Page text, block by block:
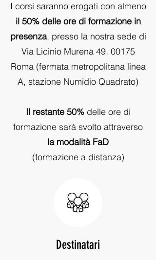
I corsi saranno erogati con almeno
il 50% delle ore di formazione in
presenza, presso la nostra sede di
Via Licinio Murena 49, 00175
Roma (fermata metropolitana linea
A, stazione Numidio Quadrato)
Il restante 50%delle ore di
formazione sarà svolto attraverso
la modalità FaD
(formazione a distanza)
Destinatari